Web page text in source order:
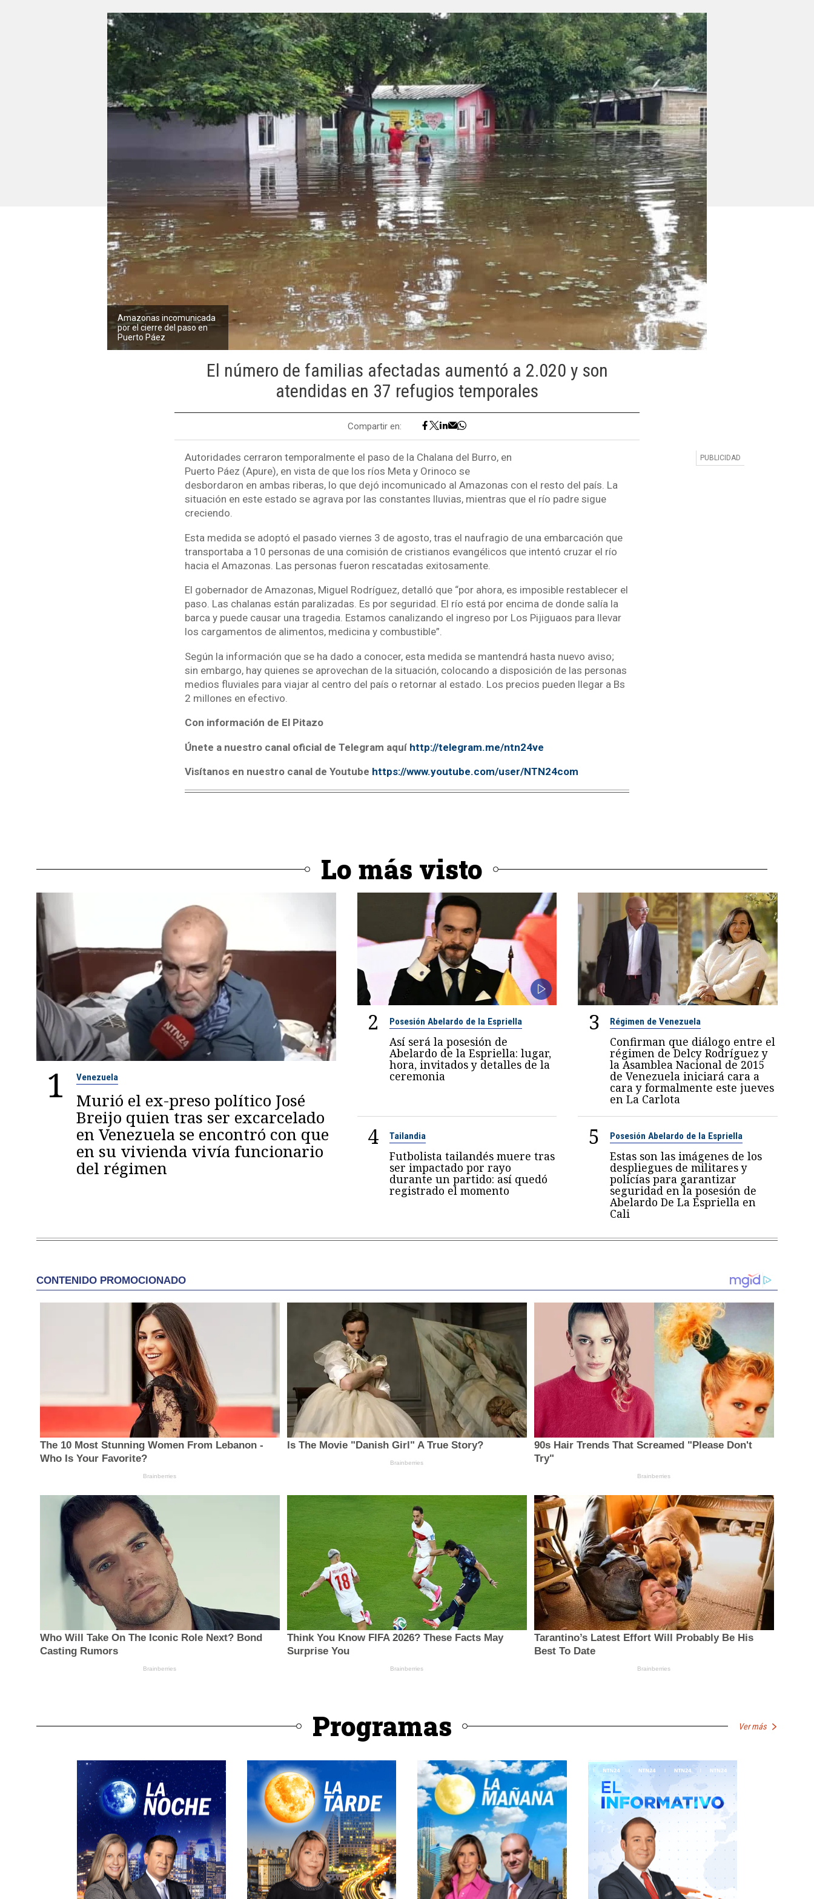
Amazonas incomunicada
por el cierre del paso en
Puerto Páez
El número de familias afectadas aumentó a 2.020 y son
atendidas en 37 refugios temporales
Compartir en:
Autoridades cerraron temporalmente el paso de la Chalana del Burro, en
Puerto Páez (Apure), en vista de que los ríos Meta y Orinoco se
desbordaron en ambas riberas, lo que dejó incomunicado al Amazonas con el resto del país. La
situación en este estado se agrava por las constantes lluvias, mientras que el río padre sigue
creciendo.
Esta medida se adoptó el pasado viernes 3 de agosto, tras el naufragio de una embarcación que
transportaba a 10 personas de una comisión de cristianos evangélicos que intentó cruzar el río
hacia el Amazonas. Las personas fueron rescatadas exitosamente.
El gobernador de Amazonas, Miguel Rodríguez, detalló que “por ahora, es imposible restablecer el
paso. Las chalanas están paralizadas. Es por seguridad. El río está por encima de donde salía la
barca y puede causar una tragedia. Estamos canalizando el ingreso por Los Pijiguaos para llevar
los cargamentos de alimentos, medicina y combustible”.
Según la información que se ha dado a conocer, esta medida se mantendrá hasta nuevo aviso;
sin embargo, hay quienes se aprovechan de la situación, colocando a disposición de las personas
medios fluviales para viajar al centro del país o retornar al estado. Los precios pueden llegar a Bs
2 millones en efectivo.
Con información de El Pitazo
Únete a nuestro canal oficial de Telegram aquí http://telegram.me/ntn24ve
Visítanos en nuestro canal de Youtube https://www.youtube.com/user/NTN24com
Lo más visto
1 Venezuela
Murió el ex-preso político José
Breijo quien tras ser excarcelado
en Venezuela se encontró con que
en su vivienda vivía funcionario
del régimen
2 Posesión Abelardo de la Espriella
Así será la posesión de
Abelardo de la Espriella: lugar,
hora, invitados y detalles de la
ceremonia
3 Régimen de Venezuela
Confirman que diálogo entre el
régimen de Delcy Rodríguez y
la Asamblea Nacional de 2015
de Venezuela iniciará cara a
cara y formalmente este jueves
en La Carlota
4 Tailandia
Futbolista tailandés muere tras
ser impactado por rayo
durante un partido: así quedó
registrado el momento
5 Posesión Abelardo de la Espriella
Estas son las imágenes de los
despliegues de militares y
policías para garantizar
seguridad en la posesión de
Abelardo De La Espriella en
Cali
Programas Ver más